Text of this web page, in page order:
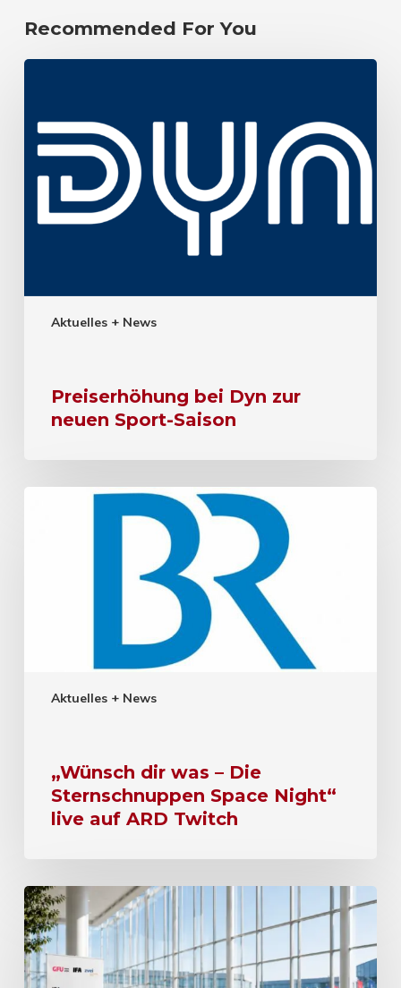
Recommended For You
Aktuelles + News
Preiserhöhung bei Dyn zur
neuen Sport-Saison
Aktuelles + News
„Wünsch dir was – Die
Sternschnuppen Space Night“
live auf ARD Twitch